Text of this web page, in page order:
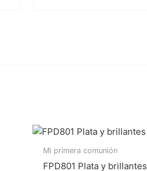
Mi primera comunión
FPD801 Plata y brillantes